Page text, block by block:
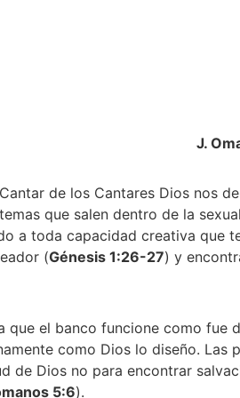
J.
de los Cantares Dios nos
que salen dentro de la
a toda capacidad creativa que
(Génesis 1:26-27) y
que el banco funcione como fue
como Dios lo diseño. Las
de Dios no para encontrar
5:6).